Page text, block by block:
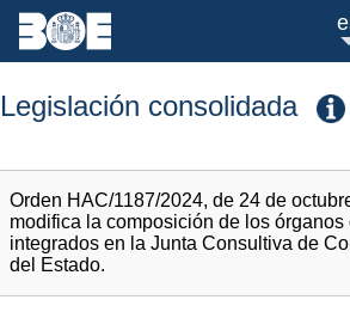
Legislación consolidada
Orden HAC/1187/2024, de 24 de
modifica la composición de los
integrados en la Junta Consultiva de
del Estado.